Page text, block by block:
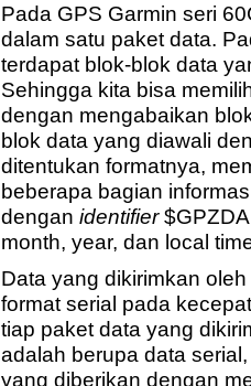
Pada GPS Garmin seri
dalam satu paket data.
terdapat blok-blok data
Sehingga kita bisa
dengan mengabaikan
blok data yang diawali
ditentukan formatnya,
beberapa bagian
dengan identifier
month, year, dan local
Data yang dikirimkan
format serial pada
tiap paket data yang
adalah berupa data
yang diberikan dengan